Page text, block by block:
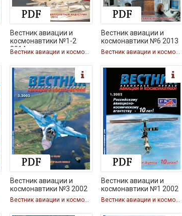
Вестник авиации и
космонавтики №1-2
2014
Вестник авиации и космонавтики
Вестник авиации и
космонавтики №6 2013
Вестник авиации и космонавтики
Вестник авиации и
космонавтики №3 2002
Вестник авиации и космонавтики
Вестник авиации и
космонавтики №1 2002
Вестник авиации и космонавтики